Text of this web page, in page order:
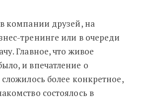
компании друзей, на
тренинге или в очереди
Главное, что живое
и впечатление о
сложилось более конкретное,
состоялось в